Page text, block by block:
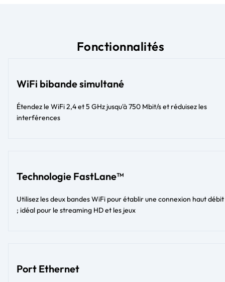
Fonctionnalités
WiFi bibande simultané
Étendez le WiFi 2,4 et 5 GHz jusqu'à 750 Mbit/s et réduisez les
interférences
Technologie FastLane™
Utilisez les deux bandes WiFi pour établir une connexion haut débit
; idéal pour le streaming HD et les jeux
Port Ethernet